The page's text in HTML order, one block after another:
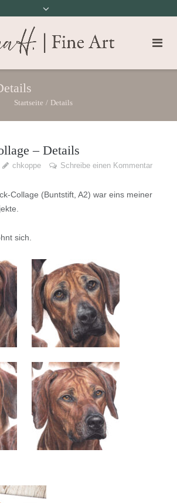
Startseite / Details
– Details
chkoppe Schreibe einen Kommentar
Collage (Buntstift, A2) war eins meiner
sich.